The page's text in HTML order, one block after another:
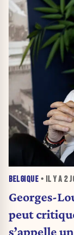
BELGIQUE • IL Y A 2
Georges-
peut
s’appelle